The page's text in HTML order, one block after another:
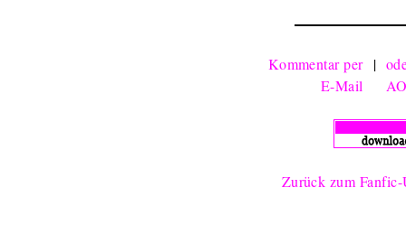
Kommentar per
E-Mail
|
Zurück zum